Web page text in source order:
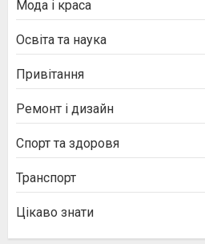
Мода і краса
Освіта та наука
Привітання
Ремонт і дизайн
Спорт та здоровя
Транспорт
Цікаво знати